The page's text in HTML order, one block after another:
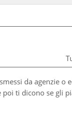
da agenzie o
ti dicono se gli